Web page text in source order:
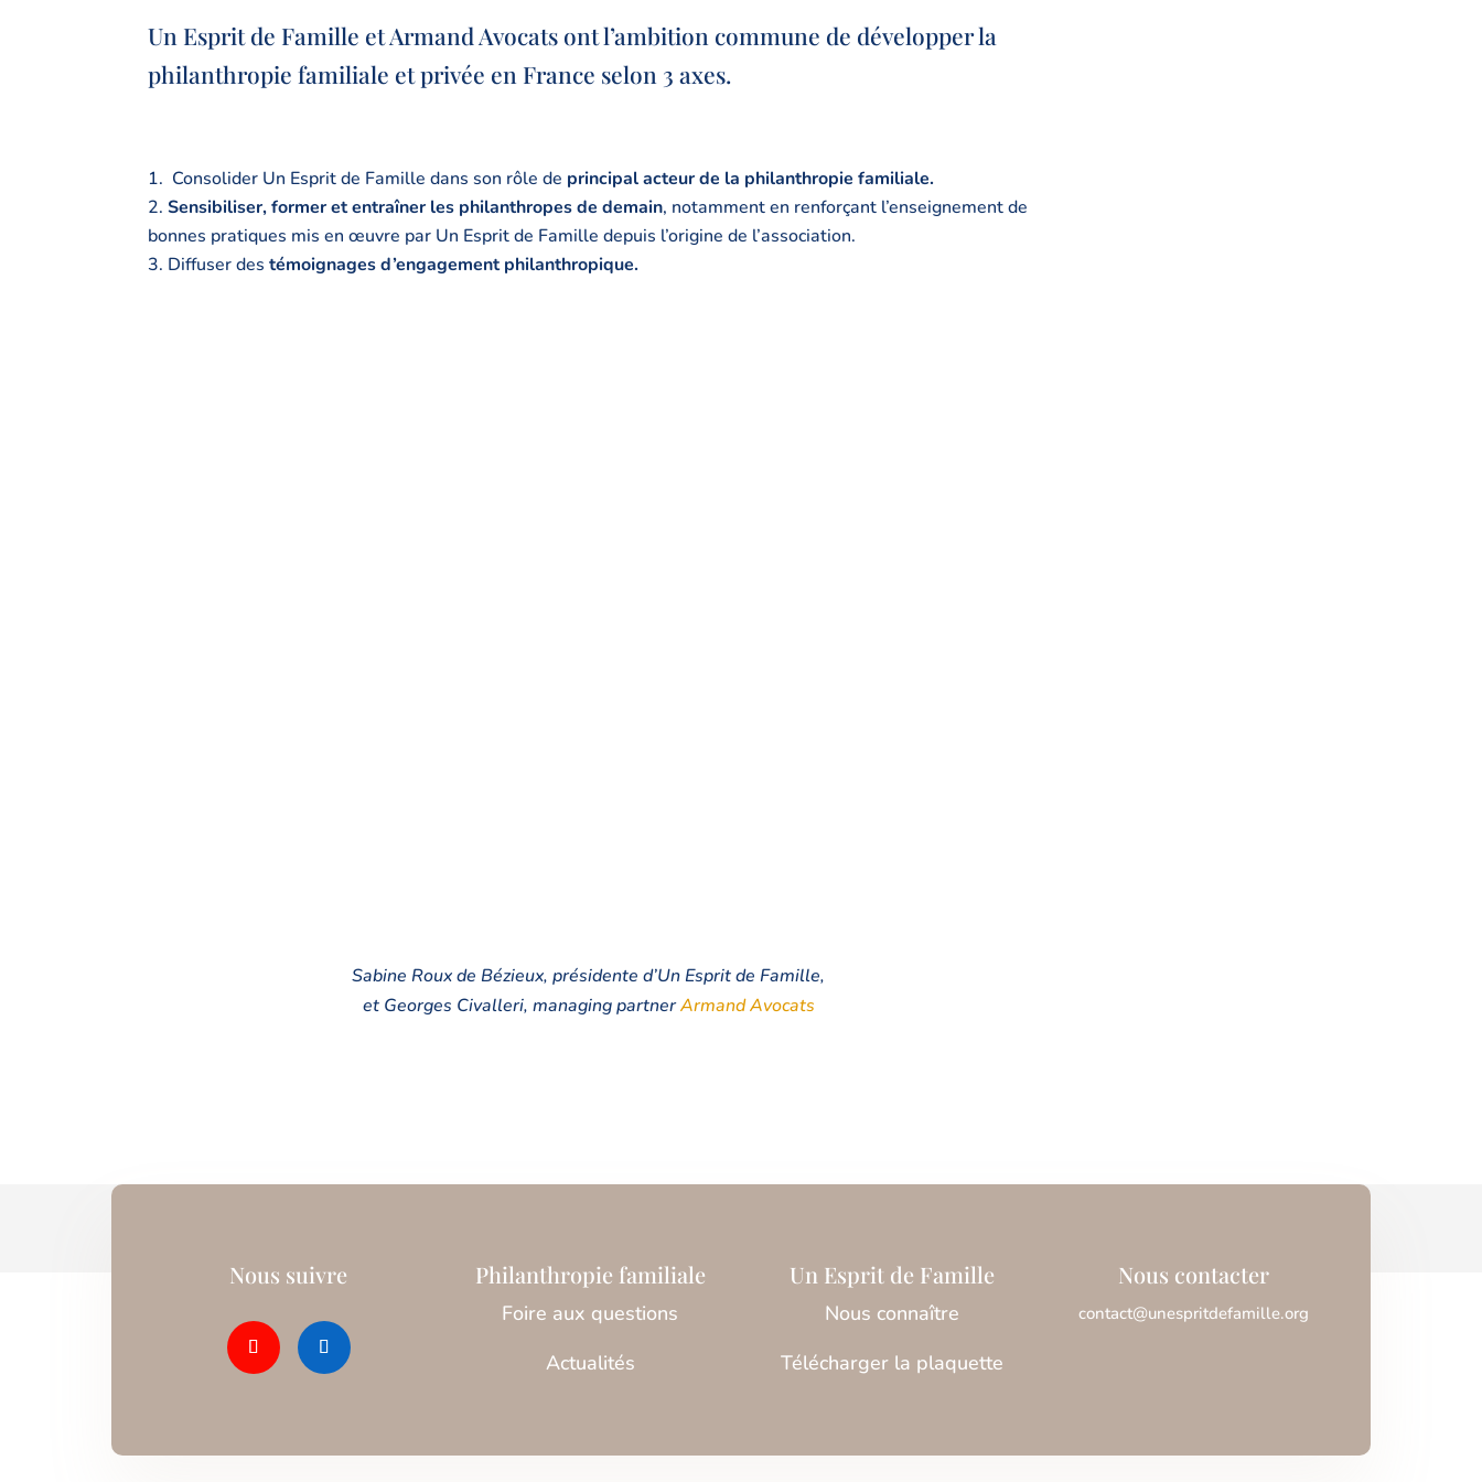
Un Esprit de Famille etArmand Avocats ont l’ambition commune de développer la
philanthropie familiale et privée en France selon 3 axes.
Consolider Un Esprit de Famille dans son rôle de principal acteur de la philanthropie familiale.
Sensibiliser, former et entraîner les philanthropes de demain, notamment en renforçant l’enseignement de
bonnes pratiques mis en œuvre par Un Esprit de Famille depuis l’origine de l’association.
Diffuser destémoignages d’engagement philanthropique.
Sabine Roux de Bézieux, présidente d’Un Esprit de Famille,
et Georges Civalleri, managing partnerArmand Avocats
Nous suivre Philanthropie familiale
Foire aux questions
Actualités
Un Esprit de Famille
Nous connaître
Télécharger la plaquette
Nous contacter
contact@unespritdefamille.org